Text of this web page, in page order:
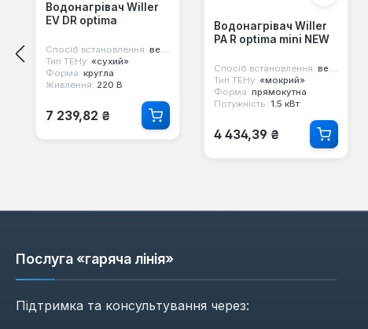
Водонагрівач Willer
EV DR optima
Спосіб встановлення: вертикальний
Тип ТЕНу: «сухий»
Форма: кругла
Живлення: 220 В
Звичайна ціна:
7 239,82 ₴
Водонагрівач Willer
PA R optima mini NEW
Спосіб встановлення: вертикальний, над мийкою
Тип ТЕНу: «мокрий»
Форма: прямокутна
Потужність: 1.5 кВт
Звичайна ціна:
4 434,39 ₴
Послуга «гаряча лінія»
Підтримка та консультування через: